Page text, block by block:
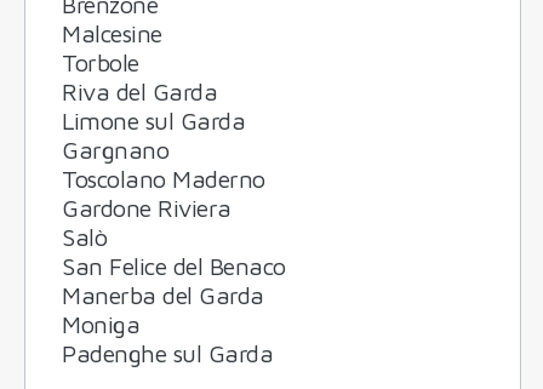
Malcesine
Torbole
Riva del Garda
Limone sul Garda
Gargnano
Toscolano Maderno
Gardone Riviera
Salò
San Felice del Benaco
Manerba del Garda
Moniga
Padenghe sul Garda